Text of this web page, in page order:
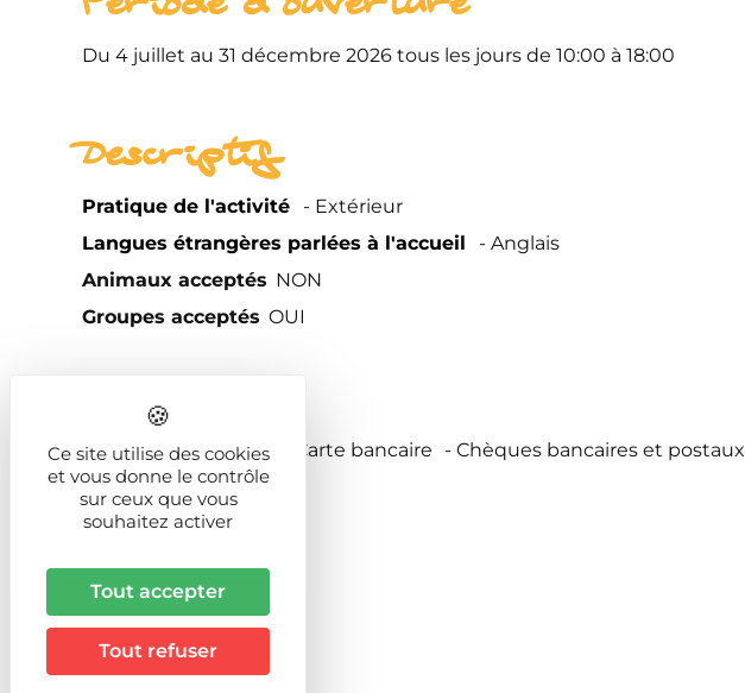
Du 4 juillet au 31 décembre 2026 tous les jours de 10:00 à 18:00
Descriptif
Pratique de l'activité
Extérieur
Langues étrangères parlées à l'accueil
Anglais
Animaux acceptés NON
Groupes acceptés OUI
Tarifs
Mode de paiement Carte bancaire Chèques bancaires et postaux
Espèces
Ce site utilise des cookies
et vous donne le contrôle
sur ceux que vous
souhaitez activer
Tout accepter
Tout refuser